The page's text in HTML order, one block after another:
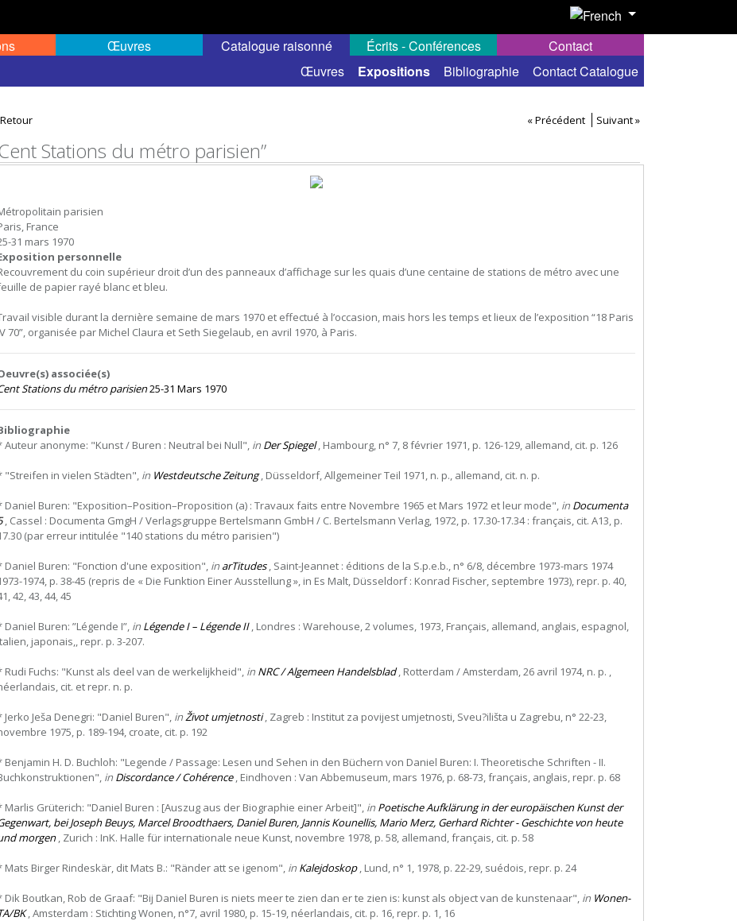
Œuvres
Catalogue raisonné
Œuvres Expositions Bibliographie Contact Catalogue
Écrits - Conférences Contact
« Précédent Suivant »
Stations du métro parisien”
parisien
France
31 mars 1970
personnelle
du coin supérieur droit d’un des panneaux d’affichage sur les quais d’une centaine de stations de métro avec une
de papier rayé blanc et bleu.
visible durant la dernière semaine de mars 1970 et effectué à l’occasion, mais hors les temps et lieux de l’exposition “18 Paris
70”, organisée par Michel Claura et Seth Siegelaub, en avril 1970, à Paris.
associée(s)
Stations du métro parisien25-31 Mars 1970
Auteur anonyme: "Kunst / Buren : Neutral bei Null", in Der Spiegel, Hambourg, n° 7, 8 février 1971, p. 126-129, allemand, cit. p. 126
"Streifen in vielen Städten", in Westdeutsche Zeitung, Düsseldorf, Allgemeiner Teil 1971, n. p., allemand, cit. n. p.
Daniel Buren: "Exposition–Position–Proposition (a) : Travaux faits entre Novembre 1965 et Mars 1972 et leur mode", in Documenta
, Cassel : Documenta GmgH / Verlagsgruppe Bertelsmann GmbH / C. Bertelsmann Verlag, 1972, p. 17.30-17.34 : français, cit. A13, p.
(par erreur intitulée "140 stations du métro parisien")
Daniel Buren: "Fonction d'une exposition", in arTitudes, Saint-Jeannet : éditions de la S.p.e.b., n° 6/8, décembre 1973-mars 1974
1974, p. 38-45 (repris de « Die Funktion Einer Ausstellung », in Es Malt, Düsseldorf : Konrad Fischer, septembre 1973), repr. p. 40,
42, 43, 44, 45
Daniel Buren: ”Légende I”, in Légende I – Légende II, Londres : Warehouse, 2 volumes, 1973, Français, allemand, anglais, espagnol,
japonais,, repr. p. 3-207.
Rudi Fuchs: "Kunst als deel van de werkelijkheid", in NRC / Algemeen Handelsblad, Rotterdam / Amsterdam, 26 avril 1974, n. p. ,
cit. et repr. n. p.
Jerko Ješa Denegri: "Daniel Buren", inŽivot umjetnosti, Zagreb : Institut za povijest umjetnosti, Sveu?ilišta u Zagrebu, n° 22-23,
1975, p. 189-194, croate, cit. p. 192
Benjamin H. D. Buchloh: "Legende / Passage: Lesen und Sehen in den Büchern von Daniel Buren: I. Theoretische Schriften - II.
in Discordance / Cohérence, Eindhoven : Van Abbemuseum, mars 1976, p. 68-73, français, anglais, repr. p. 68
Marlis Grüterich: "Daniel Buren : [Auszug aus der Biographie einer Arbeit]", in Poetische Aufklärung in der europäischen Kunst der
bei Joseph Beuys, Marcel Broodthaers, Daniel Buren, Jannis Kounellis, Mario Merz, Gerhard Richter - Geschichte von heute
morgen, Zurich : InK. Halle für internationale neue Kunst, novembre 1978, p. 58, allemand, français, cit. p. 58
Mats Birger Rindeskär, dit Mats B.: "Ränder att se igenom", in Kalejdoskop, Lund, n° 1, 1978, p. 22-29, suédois, repr. p. 24
Dik Boutkan, Rob de Graaf: "Bij Daniel Buren is niets meer te zien dan er te zien is: kunst als object van de kunstenaar", in Wonen-
BK, Amsterdam : Stichting Wonen, n°7, avril 1980, p. 15-19, néerlandais, cit. p. 16, repr. p. 1, 16